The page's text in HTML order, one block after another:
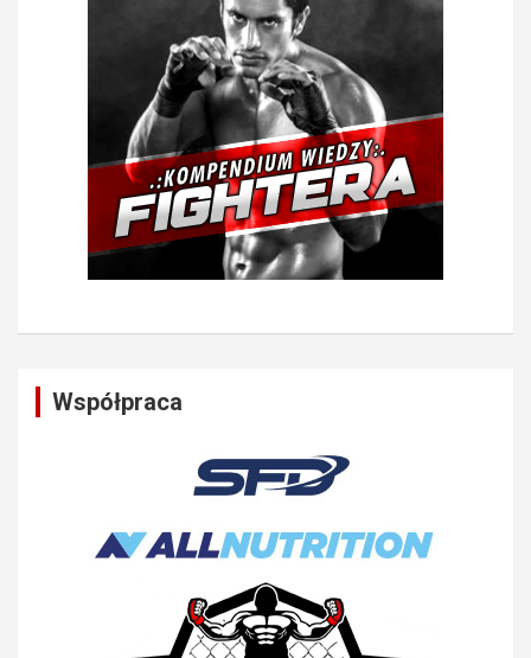
Współpraca